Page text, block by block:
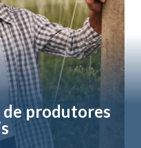
de produtores